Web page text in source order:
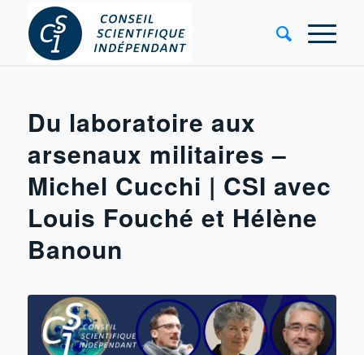
Du laboratoire aux
arsenaux militaires –
Michel Cucchi | CSI avec
Louis Fouché et Hélène
Banoun